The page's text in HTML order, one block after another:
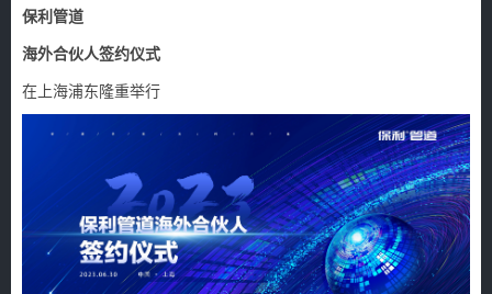
保利管道
海外合伙人签约仪式
在上海浦东隆重举行